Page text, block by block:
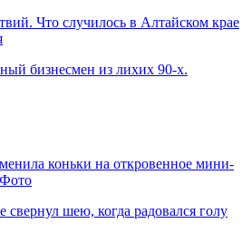
Что случилось в Алтайском крае
бизнесмен из лихих 90-х.
коньки на откровенное мини-
свернул шею, когда радовался голу